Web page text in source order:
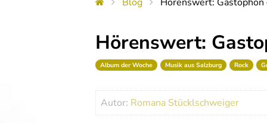
Hörenswert:
Album der Woche Musik aus Salzburg Rock
Autor: Romana Stücklschweiger